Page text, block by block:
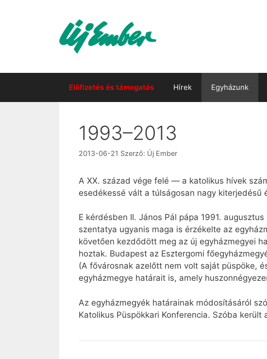
Előfizetés és támogatás Hírek Egyházunk
1993–2013
2013-06-21 Szerző: Új Ember
A XX. század vége felé — a katolikus hívek
esedékessé vált a túlságosan nagy
E kérdésben II. János Pál pápa 1991.
szentatya ugyanis maga is érzékelte az
követően kezdődött meg az új egyházmegyei
hoztak. Budapest az Esztergomi
(A fővárosnak azelőtt nem volt saját püspöke,
egyházmegye határait is, amely
Az egyházmegyék határainak módosításáról
Katolikus Püspökkari Konferencia. Szóba